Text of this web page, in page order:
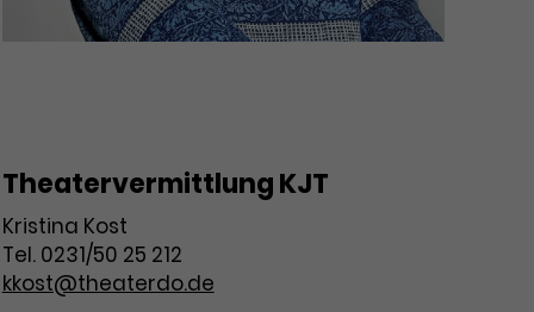
Theatervermittlung KJT
Kristina Kost
Tel. 0231/50 25 212
kkost@theaterdo.de